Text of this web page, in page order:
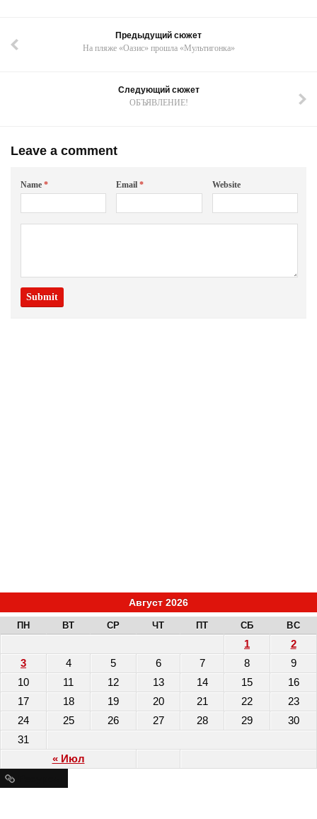
Предыдущий сюжет
На пляже «Оазис» прошла «Мультигонка»
Следующий сюжет
ОБЪЯВЛЕНИЕ!
Leave a comment
Name * Email* Website
Август 2026
ПН ВТ СР ЧТ ПТ СБ ВС
« Июл
1
2
3
4 5 6 7 8
9
10
11 12 13 14 15
16
17
18 19 20 21 22
23
24
25 26 27 28 29
30
31